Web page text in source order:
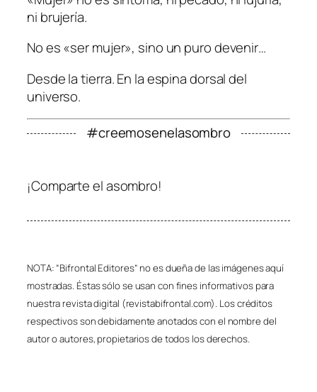
ni brujería.
No es «ser mujer», sino un puro devenir…
Desde la tierra. En la espina dorsal del
universo.
#creemosenelasombro
¡Comparte el asombro!
NOTA: “Bifrontal Editores” no es dueña de las imágenes aquí
mostradas. Éstas sólo se usan con fines informativos para
nuestra revista digital (revistabifrontal.com). Los créditos
respectivos son debidamente anotados con el nombre del
autor o autores, propietarios de todos los derechos.